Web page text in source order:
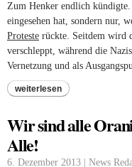
Zum Henker endlich
eingesehen hat, sondern nur,
Proteste rückte. Seitdem wird
verschleppt, während die
Vernetzung und als
weiterlesen
Wir sind alle
Alle!
6. Dezember 2013 | News